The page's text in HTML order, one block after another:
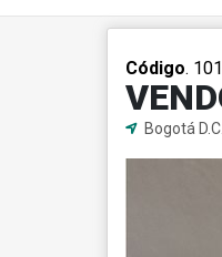
Código.
Bogotá